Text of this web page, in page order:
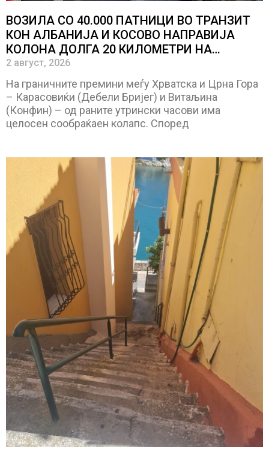
ВОЗИЛА СО 40.000 ПАТНИЦИ ВО ТРАНЗИТ
КОН АЛБАНИЈА И КОСОВО НАПРАВИЈА
КОЛОНА ДОЛГА 20 КИЛОМЕТРИ НА
ГРАНИЦАТА МЕЃУ ХРВАТСКА И ЦРНА ГОРА
2 август, 2026
На граничните премини меѓу Хрватска и Црна Гора
– Карасовиќи (Дебели Бријег) и Витаљина
(Конфин) – од раните утрински часови има
целосен сообраќаен колапс. Според